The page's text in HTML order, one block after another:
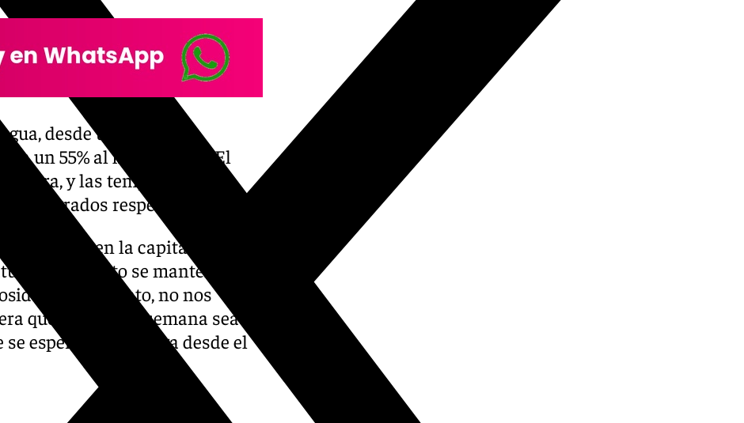
desde un 25% de
un 55% al final del día. El
hora, y las temperaturas
y 22 grados respectivamente.
presente en la capital, que no
y el viento se mantendrán
por lo tanto, no nos
que este fin de semana sea un
esperan en Málaga desde el